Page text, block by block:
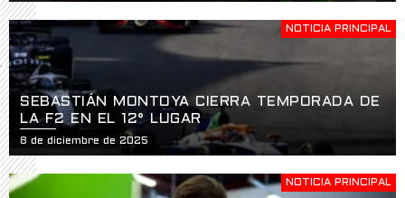
NOTICIA PRINCIPAL
SEBASTIÁN MONTOYA CIERRA TEMPORADA DE
LA F2 EN EL 12° LUGAR
8 de diciembre de 2025
NOTICIA PRINCIPAL